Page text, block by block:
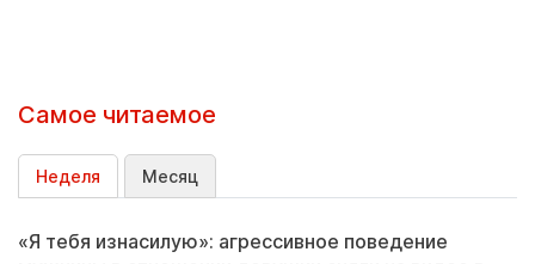
Самое читаемое
Неделя Месяц
«Я тебя изнасилую»: агрессивное поведение